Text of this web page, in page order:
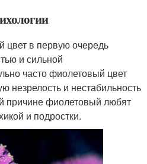
цвет в первую очередь
и сильной
часто фиолетовый цвет
незрелость и нестабильность
причине фиолетовый любят
и подростки.